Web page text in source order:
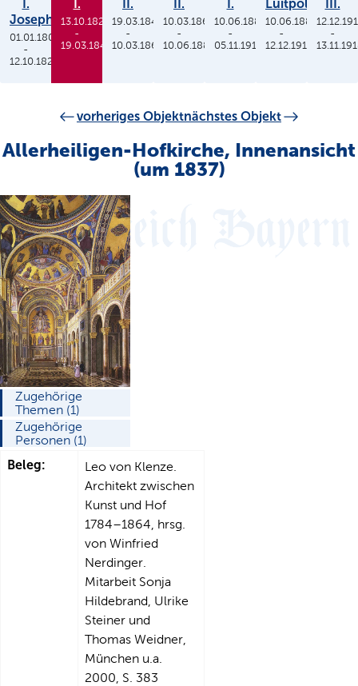
I.
Joseph
01.01.1806
-
12.10.1825
I.
13.10.1825
-
19.03.1848
II.
19.03.1848
-
10.03.1864
II.
10.03.1864
-
10.06.1886
I.
10.06.1886
-
05.11.1913
Luitpold
10.06.1886
-
12.12.1912
III.
-
vorheriges Objektnächstes Objekt
Allerheiligen-Hofkirche, Innenansicht
(um 1837)
Zugehörige
Themen (1)
Zugehörige
Personen (1)
Beleg:
Leo von Klenze.
Architekt zwischen
Kunst und Hof
1784–1864, hrsg.
von Winfried
Nerdinger.
Mitarbeit Sonja
Hildebrand, Ulrike
Steiner und
Thomas Weidner,
München u.a.
2000, S. 383